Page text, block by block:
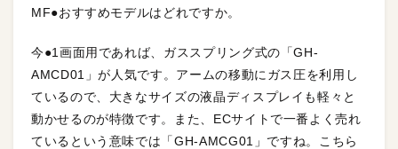
MF●おすすめモデルはどれですか。
今●1画面用であれば、ガススプリング式の「GH-
AMCD01」が人気です。アームの移動にガス圧を利用し
ているので、大きなサイズの液晶ディスプレイも軽々と
動かせるのが特徴です。また、ECサイトで一番よく売れ
ているという意味では「GH-AMCG01」ですね。こちら